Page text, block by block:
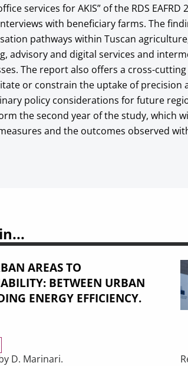
services for AKIS” of the RDS
with beneficiary farms. The
pathways within Tuscan
advisory and digital services and
The report also offers a cross-
or constrain the uptake of precision
policy considerations for future
the second year of the study, which
and the outcomes observed
AREAS TO
BETWEEN URBAN
ENERGY EFFICIENCY.
D. Marinari.